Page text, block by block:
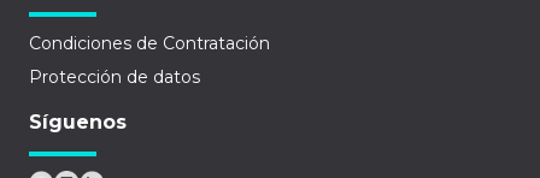
Condiciones de Contratación
Protección de datos
Síguenos